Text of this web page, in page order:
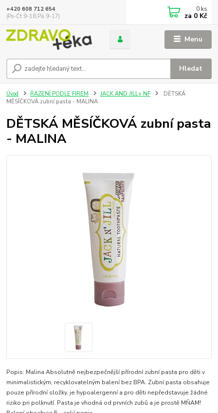
Menu
Hledat
+420 608 712 654
(Po-Čt 9-18,Pá 9-17)
0 ks
za 0 Kč
Úvod ŘAZENÍ PODLE FIREM JACK AND JILL+ NF
DĚTSKÁ
MĚSÍČKOVÁ zubní pasta - MALINA
DĚTSKÁ MĚSÍČKOVÁ zubní pasta
- MALINA
Popis: Malina Absolutně nejbezpečnější přírodní zubní pasta pro děti v
minimalistickým, recyklovatelným balení bez BPA. Zubní pasta obsahuje
pouze přírodní složky, je hypoalergenní a pro děti nepředstavuje žádné
riziko pri polknutí. Pasta je vhodná od prvních zubů a je prostě MŇAM!